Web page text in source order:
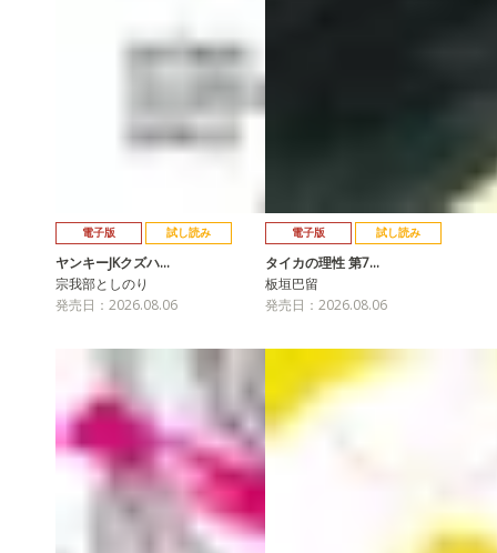
電子版 試し読み
ヤンキーJKクズハ…
宗我部としのり
発売日：2026.08.06
電子版 試し読み
タイカの理性 第7…
板垣巴留
発売日：2026.08.06